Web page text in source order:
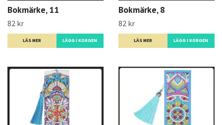
Bokmärke, 11
82 kr
LÄS MER
Bokmärke, 8
82 kr
LÄS MER